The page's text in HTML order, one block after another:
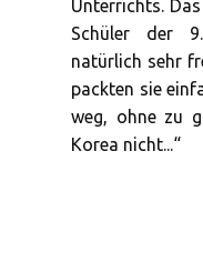
Unterrichts.
Schüler der
natürlich sehr
packten sie
weg, ohne zu
Korea nicht...“